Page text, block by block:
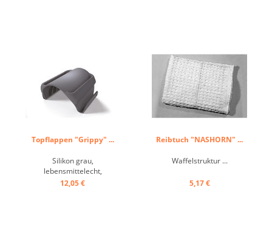
Topflappen "Grippy" ...
Silikon grau,
lebensmittelecht,
Mehrzweck, hitzebeständig
12,05 €
Reibtuch "NASHORN" ...
Waffelstruktur ...
5,17 €